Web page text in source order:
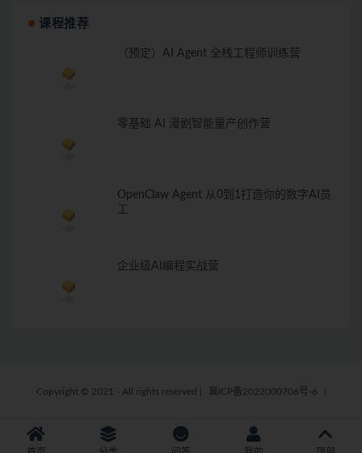
课程推荐
（预定）AI Agent 全栈工程师训练营
零基础 AI 漫剧智能量产创作营
OpenClaw Agent 从0到1打造你的数字AI员
企业级AI编程实战营
Copyright © 2021 - All rights reserved 冀ICP备2022000706号-6